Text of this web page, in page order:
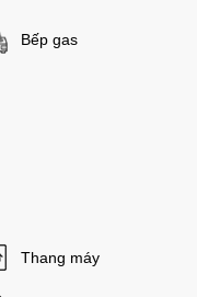
Bếp gas
Thang máy